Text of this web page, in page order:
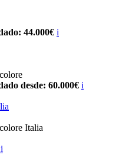
44.000€ i
desde: 60.000€ i
Italia